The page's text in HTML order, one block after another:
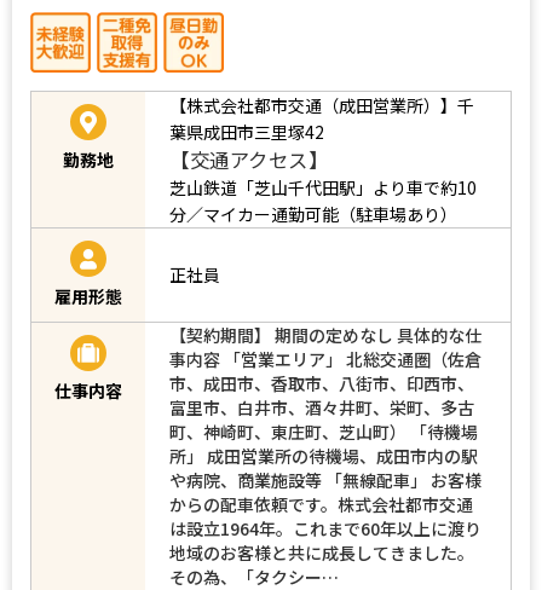
勤務地
【株式会社都市交通（成田営業所）】千
葉県成田市三里塚42
【交通アクセス】
芝山鉄道「芝山千代田駅」より車で約10
分／マイカー通勤可能（駐車場あり）
雇用形態
正社員
仕事内容
【契約期間】 期間の定めなし 具体的な仕
事内容 「営業エリア」 北総交通圏（佐倉
市、成田市、香取市、八街市、印西市、
富里市、白井市、酒々井町、栄町、多古
町、神崎町、東庄町、芝山町） 「待機場
所」 成田営業所の待機場、成田市内の駅
や病院、商業施設等 「無線配車」 お客様
からの配車依頼です。株式会社都市交通
は設立1964年。これまで60年以上に渡り
地域のお客様と共に成長してきました。
その為、「タクシー…